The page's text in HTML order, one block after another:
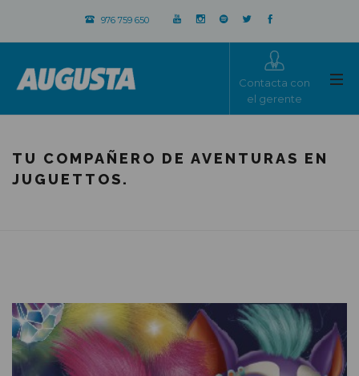
976 759 650
Contacta con
el gerente
TU COMPAÑERO DE AVENTURAS EN
JUGUETTOS.